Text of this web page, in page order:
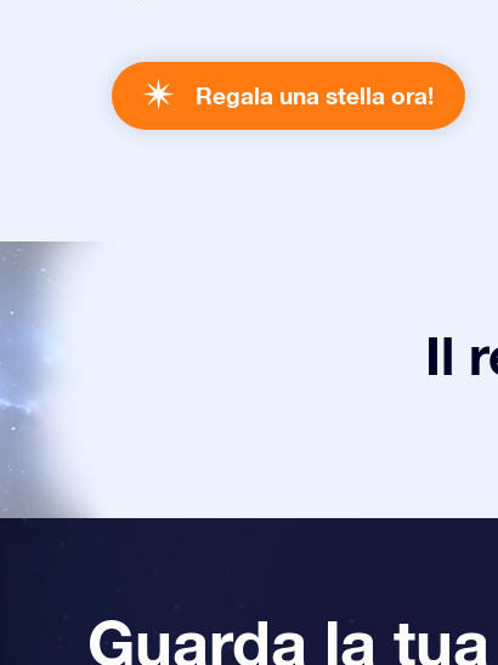
Regala una stella ora!
Il
Guarda la tua